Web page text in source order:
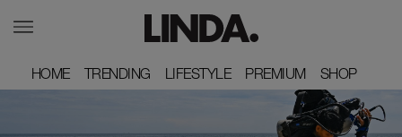
HOME
HOME TRENDING
TRENDING LIFESTYLE
LIFESTYLE PREMIUM
PREMIUM SHOP
SHOP